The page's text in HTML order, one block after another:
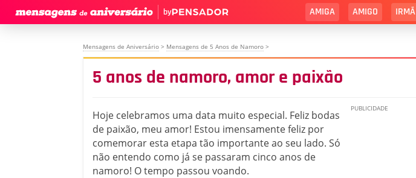
by AMIGA AMIGO IRMÃ
Mensagens de Aniversário > Mensagens de 5 Anos de Namoro >
5 anos de namoro, amor e paixão
Hoje celebramos uma data muito especial. Feliz bodas
de paixão, meu amor! Estou imensamente feliz por
comemorar esta etapa tão importante ao seu lado. Só
não entendo como já se passaram cinco anos de
namoro! O tempo passou voando.